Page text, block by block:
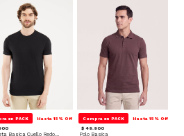
en PACK Hasta 15% Off
Camiseta Basica Cuello Redondo
Compra en PACK Hasta 15% Off
$ 49.900
Polo Basica